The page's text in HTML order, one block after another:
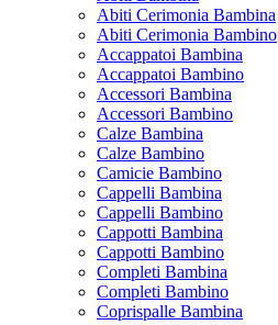
Abiti Cerimonia Bambina
Abiti Cerimonia Bambino
Accappatoi Bambina
Accappatoi Bambino
Accessori Bambina
Accessori Bambino
Calze Bambina
Calze Bambino
Camicie Bambino
Cappelli Bambina
Cappelli Bambino
Cappotti Bambina
Cappotti Bambino
Completi Bambina
Completi Bambino
Coprispalle Bambina